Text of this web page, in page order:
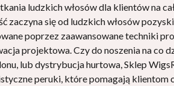
ludzkich włosów dla klientów na
zaczyna się od ludzkich włosów
poprzez zaawansowane techniki
projektowa. Czy do noszenia na co
lub dystrybucja hurtowa, Sklep
peruki, które pomagają klientom